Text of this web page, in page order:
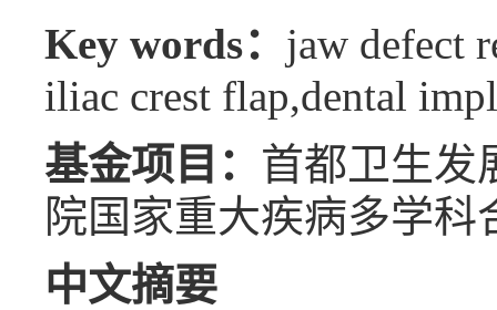
Key words： jaw defect
iliac crest flap,dental
基金项目： 首都卫生发
院国家重大疾病多学科
中文摘要